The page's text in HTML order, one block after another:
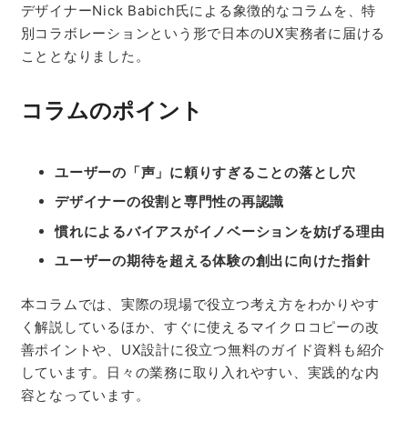
デザイナーNick Babich氏による象徴的なコラムを、特
別コラボレーションという形で日本のUX実務者に届ける
こととなりました。
コラムのポイント
ユーザーの「声」に頼りすぎることの落とし穴
デザイナーの役割と専門性の再認識
慣れによるバイアスがイノベーションを妨げる理由
ユーザーの期待を超える体験の創出に向けた指針
本コラムでは、実際の現場で役立つ考え方をわかりやす
く解説しているほか、すぐに使えるマイクロコピーの改
善ポイントや、UX設計に役立つ無料のガイド資料も紹介
しています。日々の業務に取り入れやすい、実践的な内
容となっています。